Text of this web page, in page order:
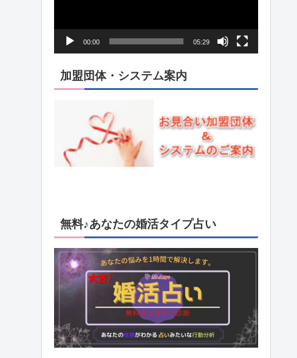
ヤ
00:00 05:29
加盟団体・システム案内
無料♪あなたの婚活タイプ占い